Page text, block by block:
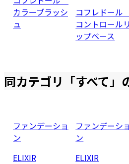
カラーブラッシ
ュ
コフレドール
コントロールリ
ップベース
同カテゴリ「すべて」
ファンデーショ
ン
ELIXIR
ファンデーショ
ン
ELIXIR